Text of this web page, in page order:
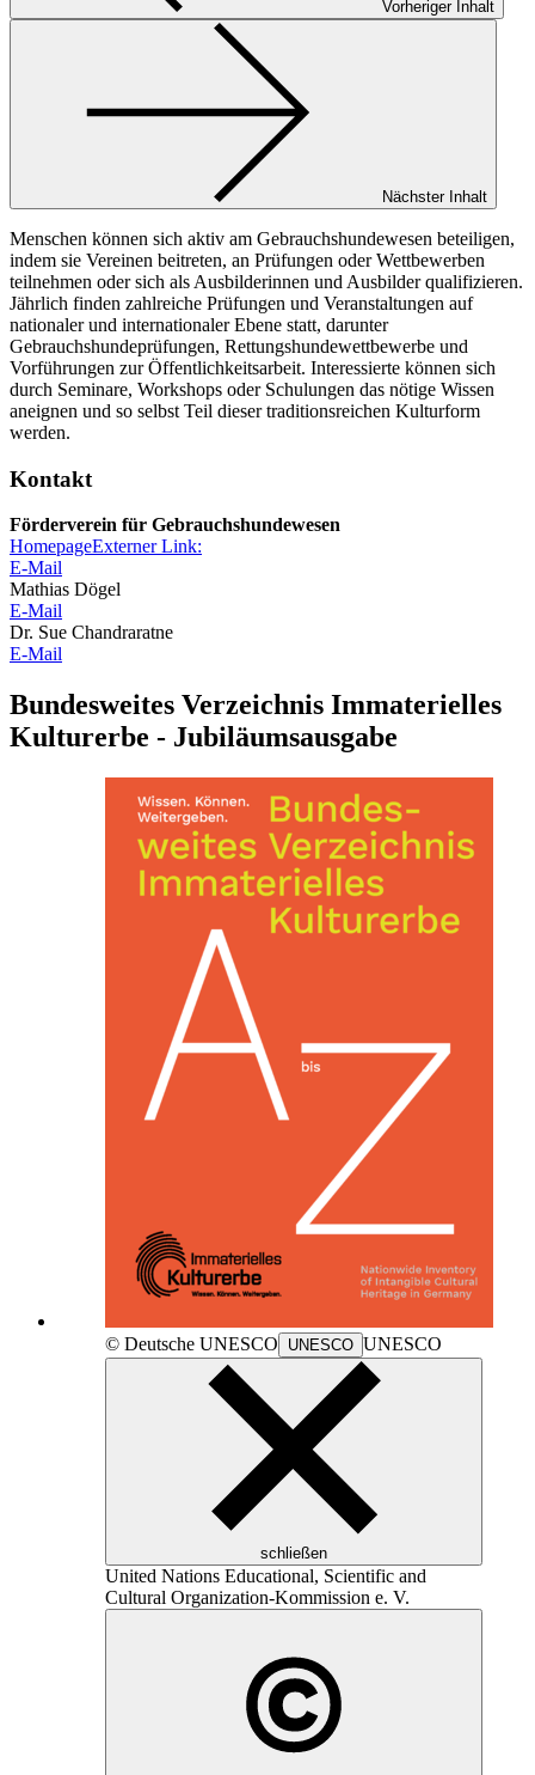
Vorheriger Inhalt
Nächster Inhalt
Menschen können sich aktiv am Gebrauchshundewesen beteiligen,
indem sie Vereinen beitreten, an Prüfungen oder Wettbewerben
teilnehmen oder sich als Ausbilderinnen und Ausbilder qualifizieren.
Jährlich finden zahlreiche Prüfungen und Veranstaltungen auf
nationaler und internationaler Ebene statt, darunter
Gebrauchshundeprüfungen, Rettungshundewettbewerbe und
Vorführungen zur Öffentlichkeitsarbeit. Interessierte können sich
durch Seminare, Workshops oder Schulungen das nötige Wissen
aneignen und so selbst Teil dieser traditionsreichen Kulturform
werden.
Kontakt
Förderverein für Gebrauchshundewesen
HomepageExterner Link:
E-Mail
Mathias Dögel
E-Mail
Dr. Sue Chandraratne
E-Mail
Bundesweites Verzeichnis Immaterielles
Kulturerbe - Jubiläumsausgabe
© Deutsche UNESCO UNESCO UNESCO
schließen
United Nations Educational, Scientific and
Cultural Organization-Kommission e. V.